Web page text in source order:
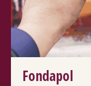
Fondapol